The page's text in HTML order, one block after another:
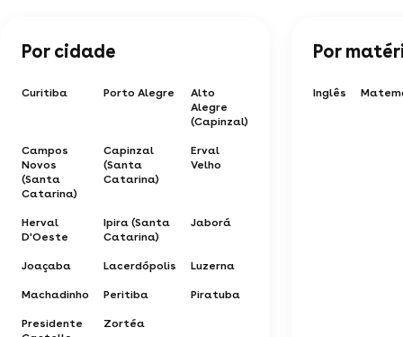
Por cidade
Curitiba Porto Alegre
Alto
Alegre
(Capinzal)
Campos
Novos
(Santa
Catarina)
Capinzal
(Santa
Catarina)
Erval
Velho
Herval
D'Oeste
Ipira (Santa
Catarina)
Jaborá
Joaçaba Lacerdópolis Luzerna
Machadinho Peritiba Piratuba
Presidente
Zortéa
Por
Inglês